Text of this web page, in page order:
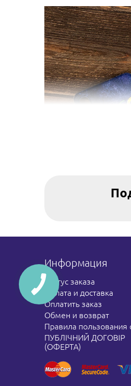
Информация
Статус заказа
Оплата и доставка
Оплатить заказ
Обмен и возврат
Правила пользования
ПУБЛІЧНИЙ ДОГОВІР
(ОФЕРТА)